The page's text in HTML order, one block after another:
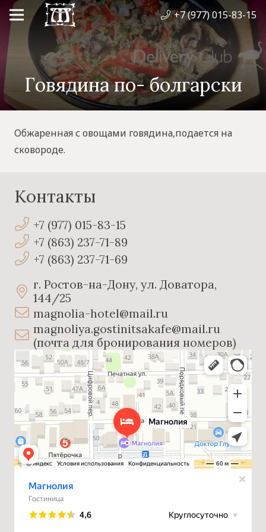
+7 (977) 015-83-15
Говядина по- болгарски
Обжаренная с овощами говядина,подается на
сковороде.
Контакты
+7 (977) 015-83-15
+7 (863) 237-71-89
+7 (863) 237-71-69
г. Ростов-на-Дону, ул. Доватора,
144/25
magnolia-hotel@mail.ru
magnoliya.gostinitsakafe@mail.ru
(почта для бронирования номеров)
Магнолия
Гостиница в Ростове‑на‑Дону